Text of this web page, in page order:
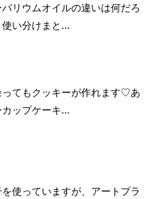
リウムオイルの違いは何だろ
い分けまと...
てもクッキーが作れます♡あ
ップケーキ...
使っていますが、アートプラ